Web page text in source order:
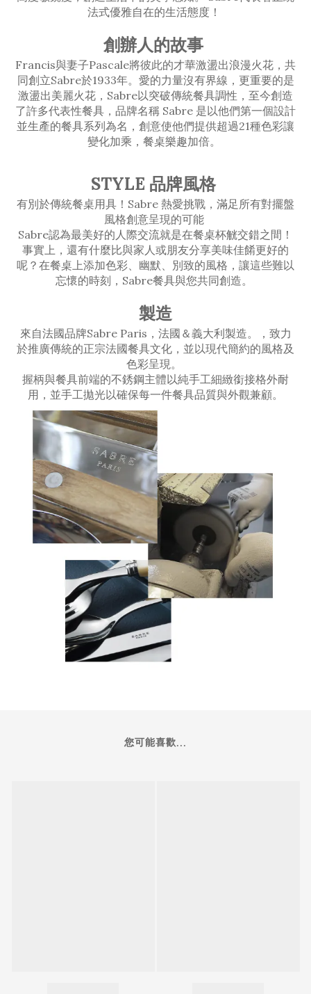
法式優雅自在的生活態度！
創辦人的故事
Francis與妻子Pascale將彼此的才華激盪出浪漫火花，共
同創立Sabre於1933年。愛的力量沒有界線，更重要的是
激盪出美麗火花，Sabre以突破傳統餐具調性，至今創造
了許多代表性餐具，品牌名稱 Sabre 是以他們第一個設計
並生產的餐具系列為名，創意使他們提供超過21種色彩讓
變化加乘，餐桌樂趣加倍。
STYLE 品牌風格
有別於傳統餐桌用具！Sabre 熱愛挑戰，滿足所有對擺盤
風格創意呈現的可能
Sabre認為最美好的人際交流就是在餐桌杯觥交錯之間！
事實上，還有什麼比與家人或朋友分享美味佳餚更好的
呢？在餐桌上添加色彩、幽默、別致的風格，讓這些難以
忘懷的時刻，Sabre餐具與您共同創造。
製造
來自法國品牌Sabre Paris，法國＆義大利製造。，致力
於推廣傳統的正宗法國餐具文化，並以現代簡約的風格及
色彩呈現。
握柄與餐具前端的不銹鋼主體以純手工細緻銜接格外耐
用，並手工拋光以確保每一件餐具品質與外觀兼顧。
您可能喜歡...